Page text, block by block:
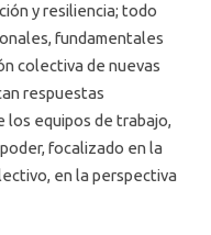
y resiliencia; todo
fundamentales
colectiva de nuevas
respuestas
equipos de trabajo,
focalizado en la
en la perspectiva